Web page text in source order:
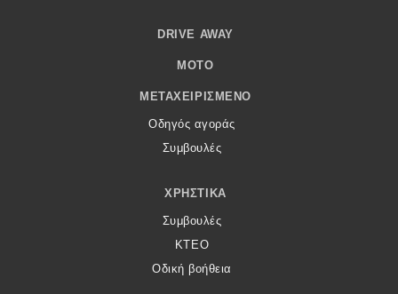
DRIVE AWAY
MOTO
ΜΕΤΑΧΕΙΡΙΣΜΈΝΟ
Οδηγός αγοράς
Συμβουλές
ΧΡΗΣΤΙΚΆ
Συμβουλές
ΚΤΕΟ
Οδική βοήθεια